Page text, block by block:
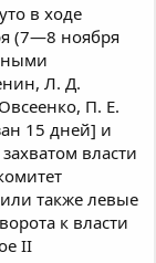
в ходе
(7—8 ноября
Л. Д.
П. Е.
15 дней] и
власти
также левые
к власти
II